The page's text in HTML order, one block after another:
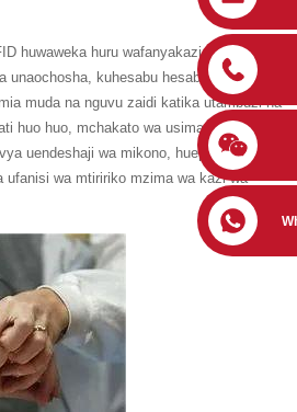
huwaweka huru wafanyakazi wa matibabu
unaochosha, kuhesabu hesabu na kazi
muda na nguvu zaidi katika utambuzi na
huo huo, mchakato wa usimamizi
uendeshaji wa mikono, huepuka makosa
ufanisi wa mtiririko mzima wa kazi wa